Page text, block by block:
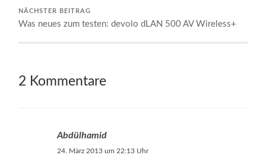
NÄCHSTER BEITRAG
Was neues zum testen: devolo dLAN 500 AV Wireless+
2 Kommentare
Abdülhamid
24. März 2013 um 22:13 Uhr